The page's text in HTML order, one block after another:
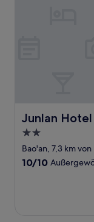
Junlan Hotel
Junlan Hotel
2.0-
Sterne-
Unterkunft
Bao'an, 7,3 km
10.0
10/10